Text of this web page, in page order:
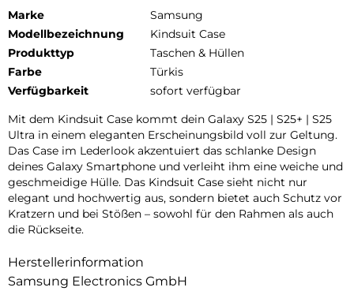
Marke
Samsung
Modellbezeichnung
Kindsuit Case
Produkttyp
Taschen & Hüllen
Farbe
Türkis
Verfügbarkeit
sofort verfügbar
Mit dem Kindsuit Case kommt dein Galaxy S25 | S25+ | S25
Ultra in einem eleganten Erscheinungsbild voll zur Geltung.
Das Case im Lederlook akzentuiert das schlanke Design
deines Galaxy Smartphone und verleiht ihm eine weiche und
geschmeidige Hülle. Das Kindsuit Case sieht nicht nur
elegant und hochwertig aus, sondern bietet auch Schutz vor
Kratzern und bei Stößen – sowohl für den Rahmen als auch
die Rückseite.
Herstellerinformation
Samsung Electronics GmbH